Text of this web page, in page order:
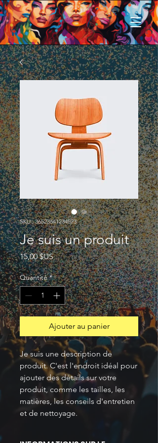
SKU : 36523641234523
Je suis un produit
15,00 $USPrix
Quantité *
Ajouter au panier
Je suis une description de
produit. C'est l'endroit idéal pour
ajouter des détails sur votre
produit, comme les tailles, les
matières, les conseils d'entretien
et de nettoyage.